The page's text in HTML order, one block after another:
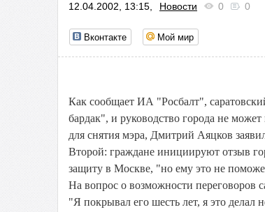
12.04.2002, 13:15, Новости 0 0
Вконтакте Мой мир
Как сообщает ИА "Росбалт",
бардак", и руководство города не
для снятия мэра, Дмитрий Аяцков
Второй: граждане инициируют отзыв
защиту в Москве, "но ему это не
На вопрос о возможности переговоров
"Я покрывал его шесть лет, я это делал